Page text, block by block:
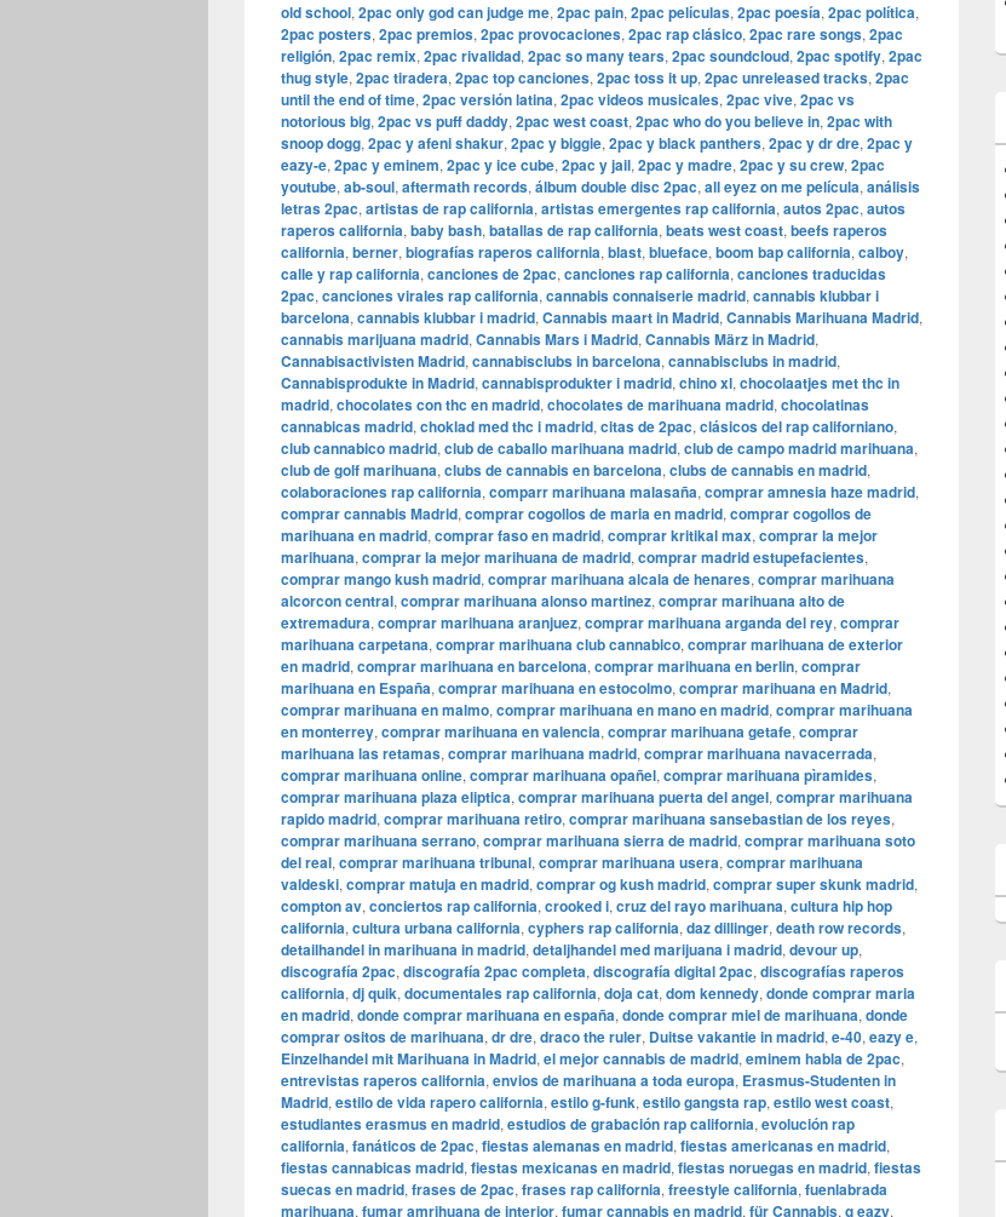
old school, 2pac only god can judge me, 2pac pain, 2pac películas, 2pac poesía, 2pac política,
2pac posters, 2pac premios, 2pac provocaciones, 2pac rap clásico, 2pac rare songs, 2pac
religión, 2pac remix, 2pac rivalidad, 2pac so many tears, 2pac soundcloud, 2pac spotify, 2pac
thug style, 2pac tiradera, 2pac top canciones, 2pac toss it up, 2pac unreleased tracks, 2pac
until the end of time, 2pac versión latina, 2pac videos musicales, 2pac vive, 2pac vs
notorious big, 2pac vs puff daddy, 2pac west coast, 2pac who do you believe in, 2pac with
snoop dogg, 2pac y afeni shakur, 2pac y biggie, 2pac y black panthers, 2pac y dr dre, 2pac y
eazy-e, 2pac y eminem, 2pac y ice cube, 2pac y jail, 2pac y madre, 2pac y su crew, 2pac
youtube, ab-soul, aftermath records, álbum double disc 2pac, all eyez on me película, análisis
letras 2pac, artistas de rap california, artistas emergentes rap california, autos 2pac, autos
raperos california, baby bash, batallas de rap california, beats west coast, beefs raperos
california, berner, biografías raperos california, blast, blueface, boom bap california, calboy,
calle y rap california, canciones de 2pac, canciones rap california, canciones traducidas
2pac, canciones virales rap california, cannabis connaiserie madrid, cannabis klubbar i
barcelona, cannabis klubbar i madrid, Cannabis maart in Madrid, Cannabis Marihuana Madrid,
cannabis marijuana madrid, Cannabis Mars i Madrid, Cannabis März in Madrid,
Cannabisactivisten Madrid, cannabisclubs in barcelona, cannabisclubs in madrid,
Cannabisprodukte in Madrid, cannabisprodukter i madrid, chino xl, chocolaatjes met thc in
madrid, chocolates con thc en madrid, chocolates de marihuana madrid, chocolatinas
cannabicas madrid, choklad med thc i madrid, citas de 2pac, clásicos del rap californiano,
club cannabico madrid, club de caballo marihuana madrid, club de campo madrid marihuana,
club de golf marihuana, clubs de cannabis en barcelona, clubs de cannabis en madrid,
colaboraciones rap california, comparr marihuana malasaña, comprar amnesia haze madrid,
comprar cannabis Madrid, comprar cogollos de maria en madrid, comprar cogollos de
marihuana en madrid, comprar faso en madrid, comprar kritikal max, comprar la mejor
marihuana, comprar la mejor marihuana de madrid, comprar madrid estupefacientes,
comprar mango kush madrid, comprar marihuana alcala de henares, comprar marihuana
alcorcon central, comprar marihuana alonso martinez, comprar marihuana alto de
extremadura, comprar marihuana aranjuez, comprar marihuana arganda del rey, comprar
marihuana carpetana, comprar marihuana club cannabico, comprar marihuana de exterior
en madrid, comprar marihuana en barcelona, comprar marihuana en berlin, comprar
marihuana en España, comprar marihuana en estocolmo, comprar marihuana en Madrid,
comprar marihuana en malmo, comprar marihuana en mano en madrid, comprar marihuana
en monterrey, comprar marihuana en valencia, comprar marihuana getafe, comprar
marihuana las retamas, comprar marihuana madrid, comprar marihuana navacerrada,
comprar marihuana online, comprar marihuana opañel, comprar marihuana pìramides,
comprar marihuana plaza eliptica, comprar marihuana puerta del angel, comprar marihuana
rapido madrid, comprar marihuana retiro, comprar marihuana sansebastian de los reyes,
comprar marihuana serrano, comprar marihuana sierra de madrid, comprar marihuana soto
del real, comprar marihuana tribunal, comprar marihuana usera, comprar marihuana
valdeski, comprar matuja en madrid, comprar og kush madrid, comprar super skunk madrid,
compton av, conciertos rap california, crooked i, cruz del rayo marihuana, cultura hip hop
california, cultura urbana california, cyphers rap california, daz dillinger, death row records,
detailhandel in marihuana in madrid, detaljhandel med marijuana i madrid, devour up,
discografía 2pac, discografía 2pac completa, discografía digital 2pac, discografías raperos
california, dj quik, documentales rap california, doja cat, dom kennedy, donde comprar maria
en madrid, donde comprar marihuana en españa, donde comprar miel de marihuana, donde
comprar ositos de marihuana, dr dre, draco the ruler, Duitse vakantie in madrid, e-40, eazy e,
Einzelhandel mit Marihuana in Madrid, el mejor cannabis de madrid, eminem habla de 2pac,
entrevistas raperos california, envios de marihuana a toda europa, Erasmus-Studenten in
Madrid, estilo de vida rapero california, estilo g-funk, estilo gangsta rap, estilo west coast,
estudiantes erasmus en madrid, estudios de grabación rap california, evolución rap
california, fanáticos de 2pac, fiestas alemanas en madrid, fiestas americanas en madrid,
fiestas cannabicas madrid, fiestas mexicanas en madrid, fiestas noruegas en madrid, fiestas
suecas en madrid, frases de 2pac, frases rap california, freestyle california, fuenlabrada
marihuana, fumar amrihuana de interior, fumar cannabis en madrid, für Cannabis, g eazy,